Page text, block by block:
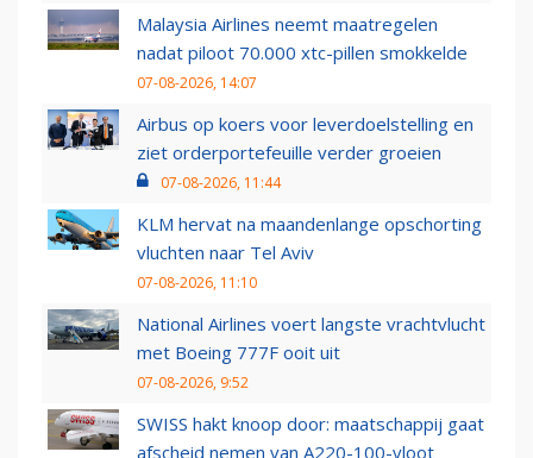
Malaysia Airlines neemt maatregelen
nadat piloot 70.000 xtc-pillen smokkelde
07-08-2026, 14:07
Airbus op koers voor leverdoelstelling en
ziet orderportefeuille verder groeien
07-08-2026, 11:44
KLM hervat na maandenlange opschorting
vluchten naar Tel Aviv
07-08-2026, 11:10
National Airlines voert langste vrachtvlucht
met Boeing 777F ooit uit
07-08-2026, 9:52
SWISS hakt knoop door: maatschappij gaat
afscheid nemen van A220-100-vloot